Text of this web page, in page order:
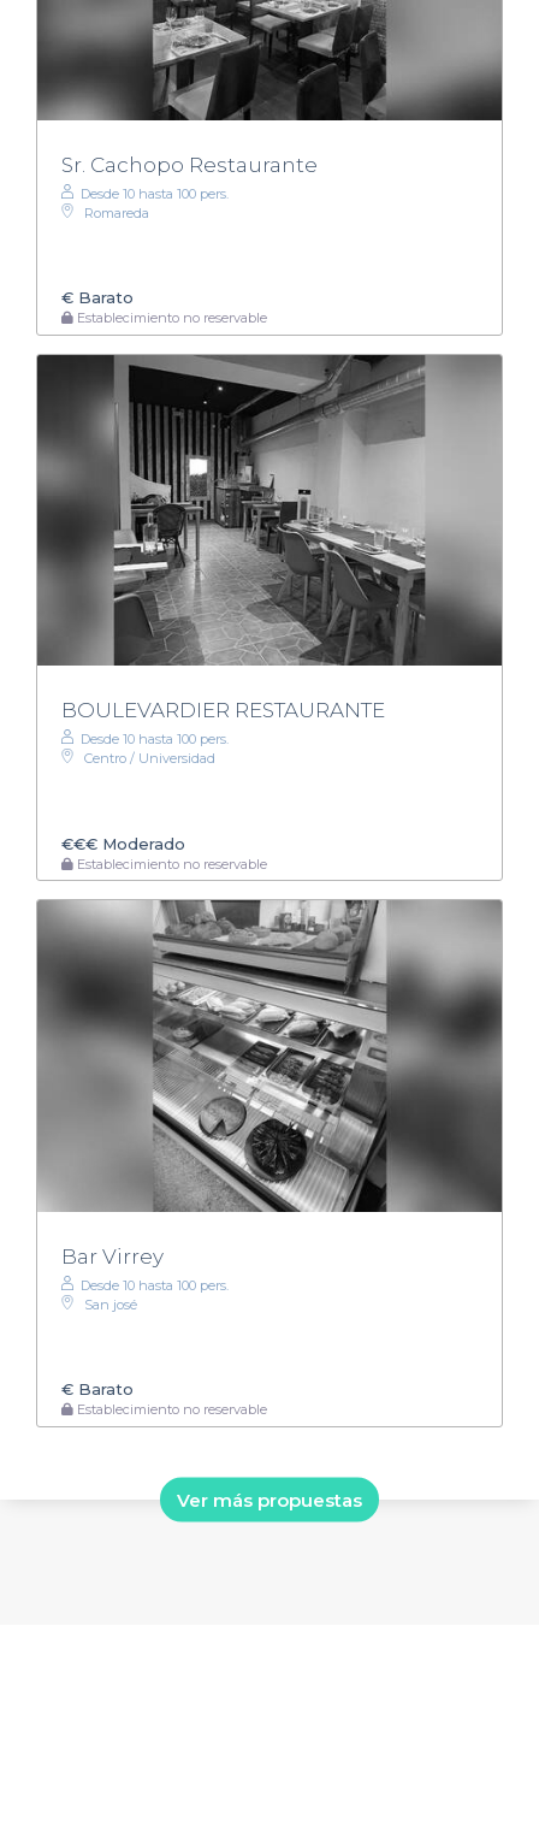
Sr. Cachopo Restaurante
Desde 10 hasta 100 pers.
Romareda
€ Barato
Establecimiento no reservable
BOULEVARDIER RESTAURANTE
Desde 10 hasta 100 pers.
Centro / Universidad
€€€ Moderado
Establecimiento no reservable
Bar Virrey
Desde 10 hasta 100 pers.
San josé
€ Barato
Establecimiento no reservable
Ver más propuestas